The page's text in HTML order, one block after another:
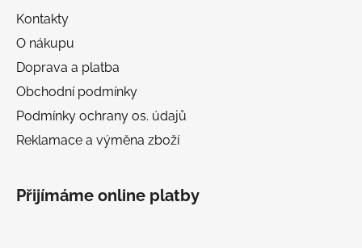
Kontakty
O nákupu
Doprava a platba
Obchodní podmínky
Podmínky ochrany os. údajů
Reklamace a výměna zboží
Přijímáme online platby